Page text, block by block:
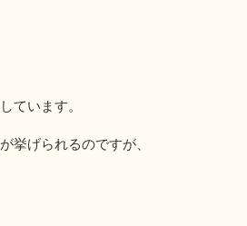
ています。
挙げられるのですが、